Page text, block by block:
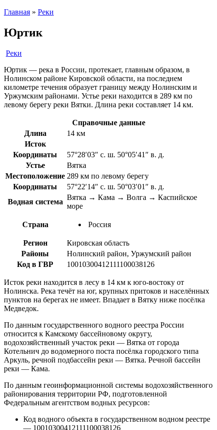
Главная » Реки
Юртик
Реки
Юртик — река в России, протекает, главным образом, в
Нолинском районе Кировской области, на последнем
километре течения образует границу между Нолинским и
Уржумским районами. Устье реки находится в 289 км по
левому берегу реки Вятки. Длина реки составляет 14 км.
Справочные данные
Длина
14 км
Исток
Координаты
57°28′03″ с. ш. 50°05′41″ в. д.
Устье
Вятка
Местоположение 289 км по левому берегу
Координаты
57°22′14″ с. ш. 50°03′01″ в. д.
Водная система
Вятка → Кама → Волга → Каспийское
море
Страна Россия
Регион
Кировская область
Районы
Нолинский район, Уржумский район
Код в ГВР
10010300412111100038126
Исток реки находится в лесу в 14 км к юго-востоку от
Нолинска. Река течёт на юг, крупных притоков и населённых
пунктов на берегах не имеет. Впадает в Вятку ниже посёлка
Медведок.
По данным государственного водного реестра России
относится к Камскому бассейновому округу,
водохозяйственный участок реки — Вятка от города
Котельнич до водомерного поста посёлка городского типа
Аркуль, речной подбассейн реки — Вятка. Речной бассейн
реки — Кама.
По данным геоинформационной системы водохозяйственного
районирования территории РФ, подготовленной
Федеральным агентством водных ресурсов:
Код водного объекта в государственном водном реестре
— 10010300412111100038126